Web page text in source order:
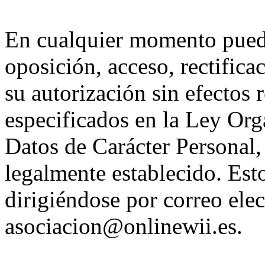
En cualquier momento
oposición, acceso,
su autorización sin efectos
especificados en la Ley
Datos de Carácter
legalmente establecido.
dirigiéndose por correo
asociacion@onlinewii.es.